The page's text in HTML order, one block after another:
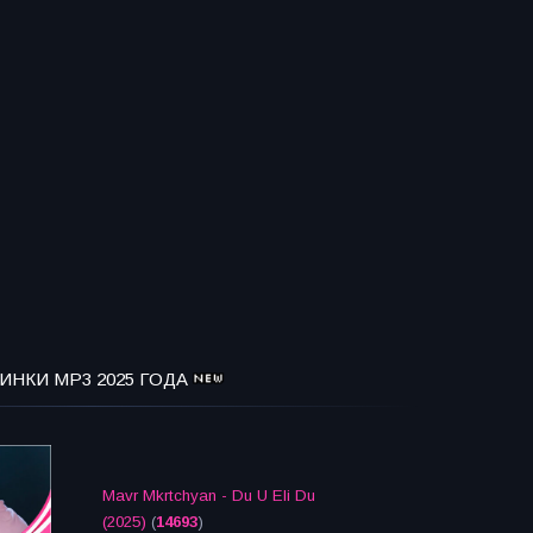
MP3 2025 ГОДА
Mavr Mkrtchyan - Du U Eli Du
(2025) (14693)